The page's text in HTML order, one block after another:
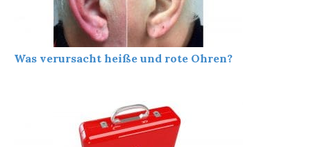
Was verursacht heiße und rote Ohren?